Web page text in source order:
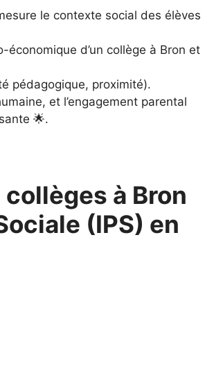
le contexte social des élèves
d’un collège à Bron et
pédagogique, proximité).
et l’engagement parental
🌟.
à Bron
(IPS) en